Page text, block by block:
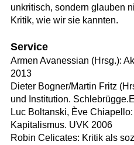
unkritisch, sondern glauben
Kritik, wie wir sie kannten.
Service
Armen Avanessian (Hrsg.):
2013
Dieter Bogner/Martin Fritz
und Institution.
Luc Boltanski, Ève
Kapitalismus. UVK 2006
Robin Celicates: Kritik als